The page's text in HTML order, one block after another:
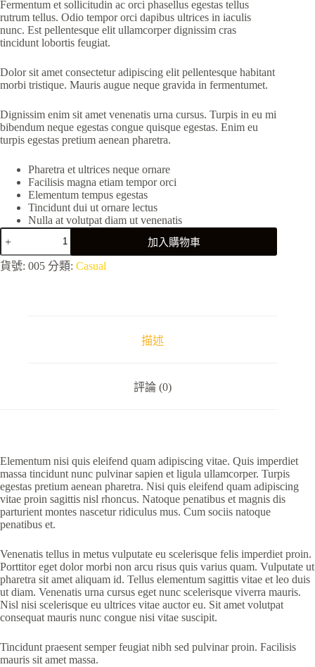
Fermentum et sollicitudin ac orci phasellus egestas tellus
rutrum tellus. Odio tempor orci dapibus ultrices in iaculis
nunc. Est pellentesque elit ullamcorper dignissim cras
tincidunt lobortis feugiat.
Dolor sit amet consectetur adipiscing elit pellentesque habitant
morbi tristique. Mauris augue neque gravida in fermentumet.
Dignissim enim sit amet venenatis urna cursus. Turpis in eu mi
bibendum neque egestas congue quisque egestas. Enim eu
turpis egestas pretium aenean pharetra.
Pharetra et ultrices neque ornare
Facilisis magna etiam tempor orci
Elementum tempus egestas
Tincidunt dui ut ornare lectus
Nulla at volutpat diam ut venenatis
Rhoncus
aenean
velelit
scelerisque
加入購物車
貨號: 005 分類: Casual
描述
評論 (0)
Elementum nisi quis eleifend quam adipiscing vitae. Quis imperdiet
massa tincidunt nunc pulvinar sapien et ligula ullamcorper. Turpis
egestas pretium aenean pharetra. Nisi quis eleifend quam adipiscing
vitae proin sagittis nisl rhoncus. Natoque penatibus et magnis dis
parturient montes nascetur ridiculus mus. Cum sociis natoque
penatibus et.
Venenatis tellus in metus vulputate eu scelerisque felis imperdiet proin.
Porttitor eget dolor morbi non arcu risus quis varius quam. Vulputate ut
pharetra sit amet aliquam id. Tellus elementum sagittis vitae et leo duis
ut diam. Venenatis urna cursus eget nunc scelerisque viverra mauris.
Nisl nisi scelerisque eu ultrices vitae auctor eu. Sit amet volutpat
consequat mauris nunc congue nisi vitae suscipit.
Tincidunt praesent semper feugiat nibh sed pulvinar proin. Facilisis
mauris sit amet massa.